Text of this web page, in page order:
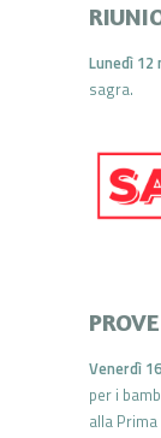
Lunedì 12
sagra.
Venerdì
per i
alla